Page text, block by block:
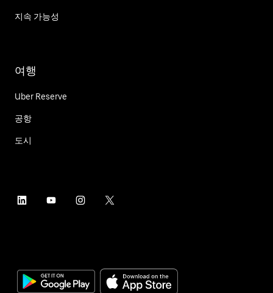
지속 가능성
여행
Uber Reserve
공항
도시